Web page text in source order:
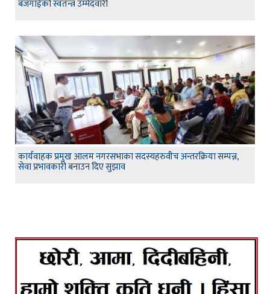
बजगाईको स्वतन्त्र उम्मेदवारी
कार्यवाहक प्रमुख आलम नगरसभाका सदस्यहरुवीच अन्तरक्रिया सम्पन्न,
सेवा प्रभावकारी बनाउन दिए सुझाव